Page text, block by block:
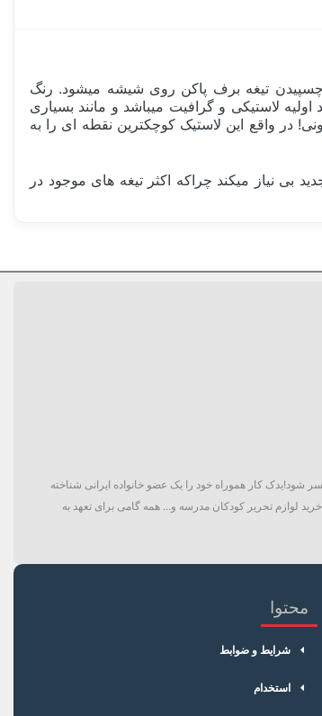
باعث سنگینی شاسی و به طبع چسپیدن تیغه برف پاکن روی شیشه میشود. رنگ
به مرور زمان رنگ پریدگی یا تغییر رنگ اتفاق نیافتد.طراحی این لاستیک بصورت 100 درصد از مواد اولیه لاستیکی و گرافیت میباشد و مانند بسیاری
در واقع این لاستیک کوچکترین نقطه ای را به
این تیغه برف پاکن با عمر حداقل 3 سال شما را از خریدن تیغه جدید بی نیاز میکند چراکه اکثر تیغه های موجود در
میسر شود!یدک کار هموراه خود را یک عضو خانواده ایرانی شناخته
لوازم تحریر کودکان مدرسه و... همه گامی برای تعهد به
محتوا
شرایط و ضوابط
استخدام